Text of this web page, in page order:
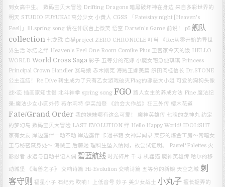
到女高中生。
数码宝贝大冒险 Drifting Dragons 暗黑破坏神在身边 来自多彩世界的
明天 STUDIO PUYUKAI 高分少女 小黄人 CGSS
「Fate/stay night [Heaven's
Feel]」Ⅲ.spring song 请在伸展台上微笑 悟空 Darwin's Game 前说！ p5 舰队
collection 七龙珠 白猫project ZERO CHRONICLE 叮当
《Re:从零开始的异世
界生活 冰结之绊 Heaven's Feel One Room Comike Plus 卫宫家今天的饭 HELLO
WORLD World Cross Saga 彩子 五等分的花嫁 小魔女宅急便琪琪 Princess
Principal Crown Handler 赛马娘 赤木刚宪 海贼王娜美篇 织田肉桂信长 Dr.STONE
公主连结！Re:Dive 转生成为了只有乙女游戏破灭Flag的邪恶大小姐 可爱的狗狗头像
战×恋 插画家知世俊 北斗神拳 spring song FGO 路人女主的养成方法 Fine 魔法纪
录:魔法少女小圆外传 薇尔莉特·伊芙加登 《约会大作战》狂三外传 樱木花道
Fate/Grand Order 我的妹妹哪有这么可爱！ 魔神英雄传 七魂的龙神丸 约定
的梦幻岛 数码宝贝大冒险 LAST EVOLUTION 绊 Hello Happy World! IDOLiSH7
家有女友 岸边露伴一动不动 岸边露伴 卡通书籍 女神异闻录 莱莎的炼金工房～常暗女
王与秘密藏身处～ 海贼王 后藤姬 理科生坠入情网，故尝试证明。 Pastel*Palettes 火
影忍者 永远与自动书记人偶 碧蓝航线 时光碎片 千寻 机器猫 魔神英雄传 哈尔的移
动城堡
《海兽之子》 交响诗篇 Hi-Evolution 交响诗篇 五等分的新娘 天空之城 刺
客守则 福星小子 石纪元 吹响！上低音号 妙子 美少女战士 小丸子 擅长捉弄的